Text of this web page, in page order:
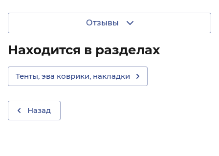
Отзывы
Находится в разделах
Тенты, эва коврики, накладки
Назад